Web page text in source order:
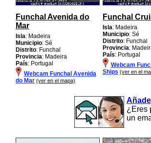
Funchal Avenida do
Mar
Isla: Madeira
Municipio: Sé
Distrito: Funchal
Provincia: Madeira
País: Portugal
Webcam Funchal Avenida
do Mar (ver en el mapa)
Funchal
Isla: Madeira
Municipio: Sé
Distrito: Funchal
Provincia:
País: Portugal
Webcam
Ships (ver en el
¿Eres
un